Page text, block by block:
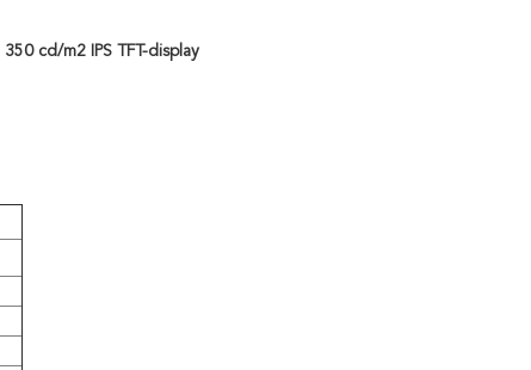
350 cd/m2 IPS TFT-display